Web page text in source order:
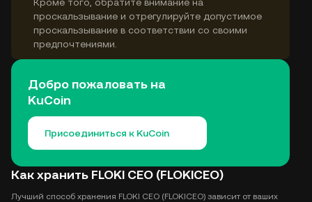
проскальзывание и отрегулируйте допустимое
проскальзывание в соответствии со своими
предпочтениями.
Добро пожаловать на
KuCoin
Присоединиться к KuCoin
Как хранить FLOKI CEO (FLOKICEO)
Лучший способ хранения FLOKI CEO (FLOKICEO) зависит от ваших